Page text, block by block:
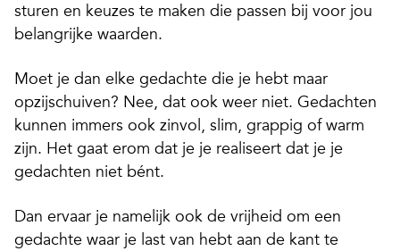
sturen en keuzes te maken die passen bij voor jou
belangrijke waarden.
Moet je dan elke gedachte die je hebt maar
opzijschuiven? Nee, dat ook weer niet. Gedachten
kunnen immers ook zinvol, slim, grappig of warm
zijn. Het gaat erom dat je je realiseert dat je je
gedachten niet bént.
Dan ervaar je namelijk ook de vrijheid om een
gedachte waar je last van hebt aan de kant te